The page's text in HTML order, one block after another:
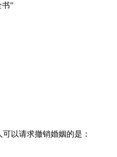
”
以请求撤销婚姻的是：